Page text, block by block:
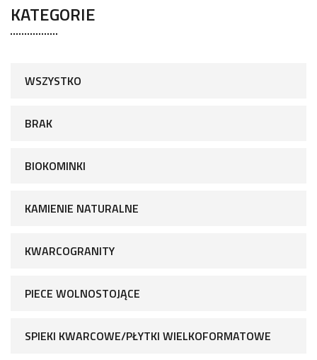
KATEGORIE
WSZYSTKO
BRAK
BIOKOMINKI
KAMIENIE NATURALNE
KWARCOGRANITY
PIECE WOLNOSTOJĄCE
SPIEKI KWARCOWE/PŁYTKI WIELKOFORMATOWE